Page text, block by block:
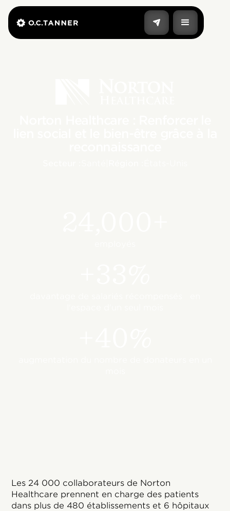
Les 24 000 collaborateurs de Norton
Healthcare prennent en charge des patients
dans plus de 480 établissements et 6 hôpitaux